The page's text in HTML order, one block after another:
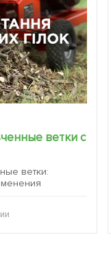
ветки с
ветки: